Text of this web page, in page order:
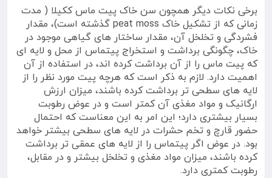
برخی نکات دیگر همچون سن خاک پیت ماس ککیلا ( مدت
زمانی که از تشکیل خاک peat moss گذشته است)، مقدار
فشردگی و تخلخل آن، مقدار ساختار های گیاهی موجود در
خاک، چگونگی برداشت و استخراج پیتماس از محل و لایه ای
که پیت ماس را از آن برداشت کرده اند، در استفاده از آن
اهمیت دارد. لازم به ذکر است که هرچه پیت مورد نظر را از
لایه های سطحی تر برداشت کرده باشند، میزان ارزش
ارگانیک و مواد مغذی آن کمتر است و در عوض رطوبت
بسیار بیشتری دارد؛ این امر به این معناست که احتمال
حضور قارچ و تخم حشرات در لایه های سطحی بیشتر خواهد
بود. در عوض اگر پیتماس را از لایه های عمقی تر برداشت
کرده باشند، میزان مواد مغذی و تخلخل بیشتر و در مقابل،
رطوبت کمتری دارد.